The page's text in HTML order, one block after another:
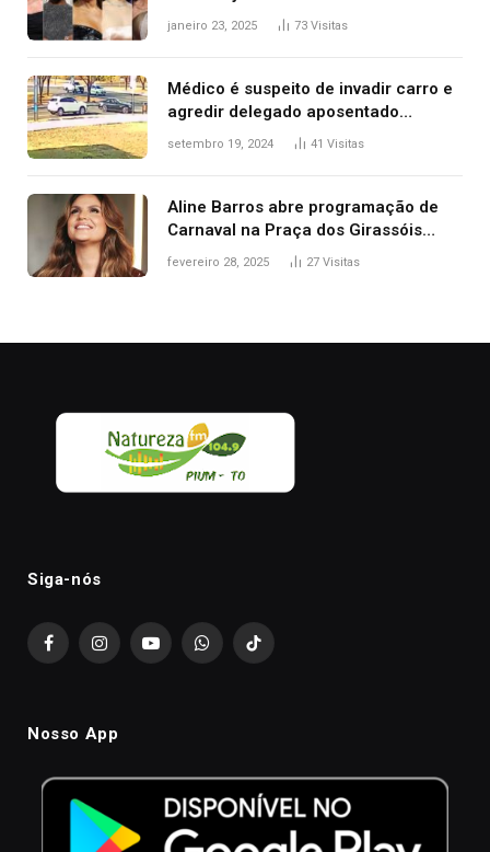
brasileira a melhor atriz
janeiro 23, 2025 73 Visitas
Médico é suspeito de invadir carro e
agredir delegado aposentado
durante confusão no trânsito
setembro 19, 2024 41 Visitas
Aline Barros abre programação de
Carnaval na Praça dos Girassóis
nesta sexta-feira, em Palmas
fevereiro 28, 2025 27 Visitas
Siga-nós
FacebookInstagramYouTubeWhatsAppTikTok
Nosso App